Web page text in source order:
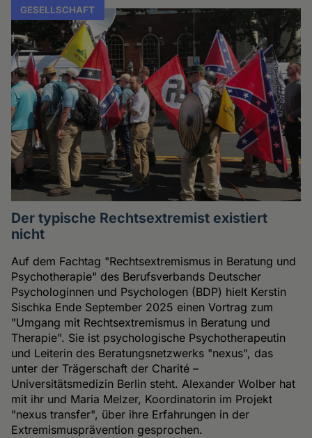
GESELLSCHAFT
Der typische Rechtsextremist existiert
nicht
Auf dem Fachtag "Rechtsextremismus in Beratung und
Psychotherapie" des Berufsverbands Deutscher
Psychologinnen und Psychologen (BDP) hielt Kerstin
Sischka Ende September 2025 einen Vortrag zum
"Umgang mit Rechtsextremismus in Beratung und
Therapie". Sie ist psychologische Psychotherapeutin
und Leiterin des Beratungsnetzwerks "nexus", das
unter der Trägerschaft der Charité –
Universitätsmedizin Berlin steht. Alexander Wolber hat
mit ihr und Maria Melzer, Koordinatorin im Projekt
"nexus transfer", über ihre Erfahrungen in der
Extremismusprävention gesprochen.